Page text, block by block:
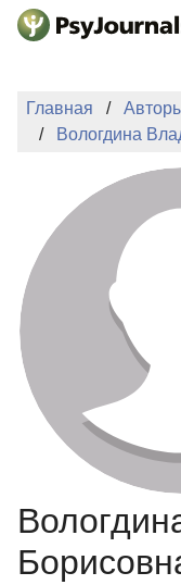
Перейти к основному
Регистрация
Главная
Вологдина